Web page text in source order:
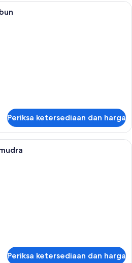
Studio, pemandangan kebun |
Periksa ketersediaan dan harga
Studio, pemandangan samudra |
Periksa ketersediaan dan harga